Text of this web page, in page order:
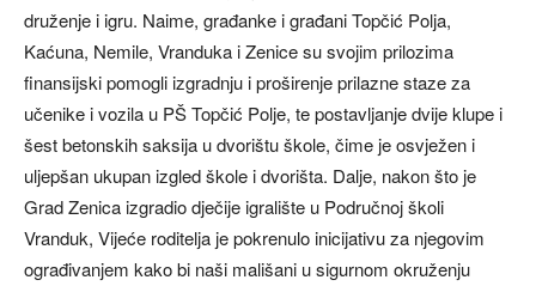
druženje i igru. Naime, građanke i građani Topčić Polja,
Kaćuna, Nemile, Vranduka i Zenice su svojim prilozima
finansijski pomogli izgradnju i proširenje prilazne staze za
učenike i vozila u PŠ Topčić Polje, te postavljanje dvije klupe i
šest betonskih saksija u dvorištu škole, čime je osvježen i
uljepšan ukupan izgled škole i dvorišta. Dalje, nakon što je
Grad Zenica izgradio dječije igralište u Područnoj školi
Vranduk, Vijeće roditelja je pokrenulo inicijativu za njegovim
ograđivanjem kako bi naši mališani u sigurnom okruženju